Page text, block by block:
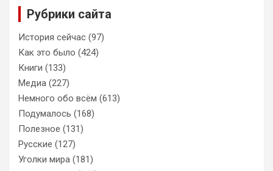
Рубрики сайта
История сейчас (97)
Как это было (424)
Книги (133)
Медиа (227)
Немного обо всём (613)
Подумалось (168)
Полезное (131)
Русские (127)
Уголки мира (181)